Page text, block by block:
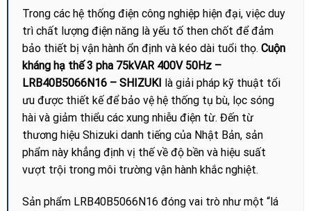
Trong các hệ thống điện công nghiệp hiện đại, việc duy
trì chất lượng điện năng là yếu tố then chốt để đảm
bảo thiết bị vận hành ổn định và kéo dài tuổi thọ. Cuộn
kháng hạ thế 3 pha 75kVAR 400V 50Hz –
LRB40B5066N16 – SHIZUKI là giải pháp kỹ thuật tối
ưu được thiết kế để bảo vệ hệ thống tụ bù, lọc sóng
hài và giảm thiểu các xung nhiễu điện từ. Đến từ
thương hiệu Shizuki danh tiếng của Nhật Bản, sản
phẩm này khẳng định vị thế về độ bền và hiệu suất
vượt trội trong môi trường vận hành khắc nghiệt.
Sản phẩm LRB40B5066N16 đóng vai trò như một “lá